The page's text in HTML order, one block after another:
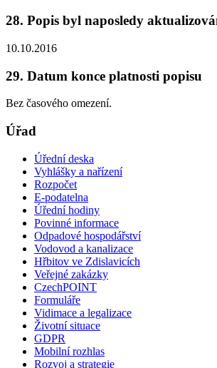
28. Popis byl naposledy
10.10.2016
29. Datum konce platnosti popisu
Bez časového omezení.
Úřad
Úřední deska
Vyhlášky a nařízení
Rozpočet
E-podatelna
Úřední hodiny
Povinné informace
Odpadové hospodářství
Vodovod a kanalizace
Hřbitov ve Zdislavicích
Veřejné zakázky
CzechPOINT
Formuláře
Vidimace a legalizace
Životní situace
GDPR
Mobilní rozhlas
Rozvoj a strategie